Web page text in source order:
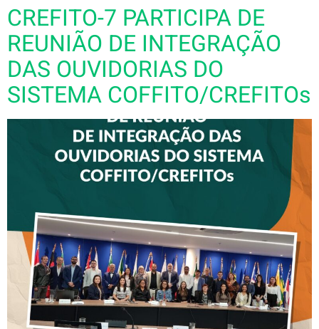
CREFITO-7 PARTICIPA DE
REUNIÃO DE INTEGRAÇÃO
DAS OUVIDORIAS DO
SISTEMA COFFITO/CREFITOs